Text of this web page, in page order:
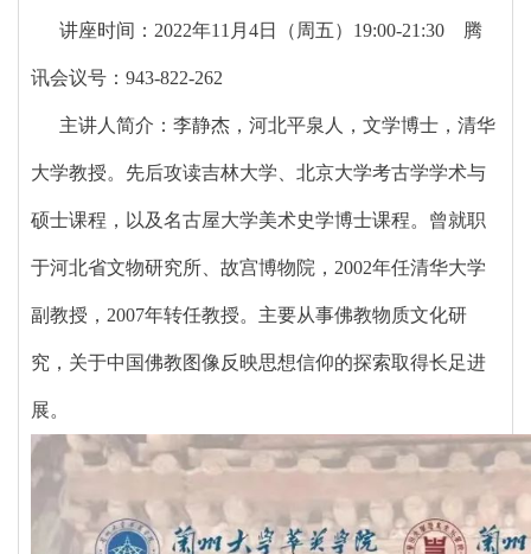
讲座时间：2022年11月4日（周五）19:00-21:30 腾
讯会议号：943-822-262
主讲人简介：李静杰，河北平泉人，文学博士，清华
大学教授。先后攻读吉林大学、北京大学考古学学术与
硕士课程，以及名古屋大学美术史学博士课程。曾就职
于河北省文物研究所、故宫博物院，2002年任清华大学
副教授，2007年转任教授。主要从事佛教物质文化研
究，关于中国佛教图像反映思想信仰的探索取得长足进
展。